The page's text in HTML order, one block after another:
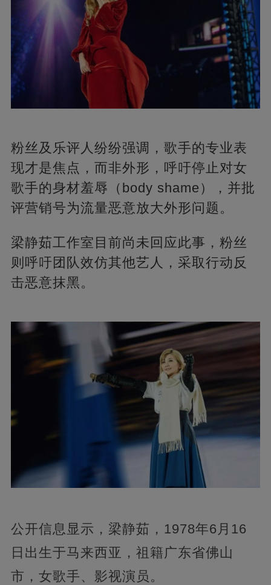
粉丝及乐评人纷纷强调，歌手的专业表
现才是焦点，而非外形，呼吁停止对女
歌手的身材羞辱（body shame），并批
评营销号为流量恶意放大外形问题。
梁静茹工作室目前尚未回应此事，粉丝
则呼吁团队效仿其他艺人，采取行动反
击恶意抹黑。
公开信息显示，梁静茹，1978年6月16
日出生于马来西亚，祖籍广东省佛山
市，女歌手、影视演员。